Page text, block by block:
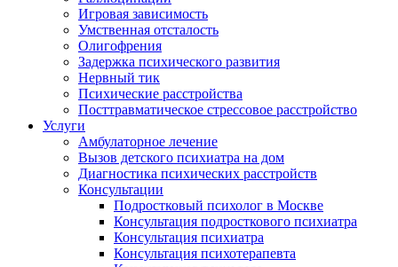
Игровая зависимость
Умственная отсталость
Олигофрения
Задержка психического развития
Нервный тик
Психические расстройства
Посттравматическое стрессовое расстройство
Услуги
Амбулаторное лечение
Вызов детского психиатра на дом
Диагностика психических расстройств
Консультации
Подростковый психолог в Москве
Консультация подросткового психиатра
Консультация психиатра
Консультация психотерапевта